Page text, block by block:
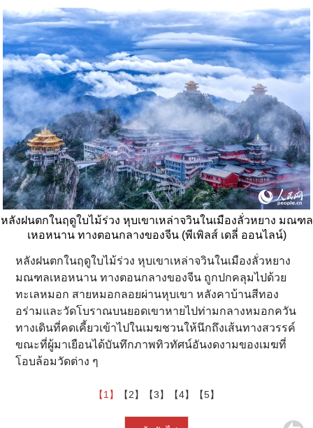
หลังฝนตกในฤดูใบไม้ร่วง หุบเขาเหล่าจวินในเมืองลั่วหยาง มณฑล
เหอหนาน ทางตอนกลางของจีน (พีเพิลส์ เดลี่ ออนไลน์)
หลังฝนตกในฤดูใบไม้ร่วง หุบเขาเหล่าจวินในเมืองลั่วหยาง
มณฑลเหอหนาน ทางตอนกลางของจีน ถูกปกคลุมไปด้วย
ทะเลหมอก สายหมอกลอยผ่านหุบเขา หลังคาบ้านสีทอง
อร่ามและวัดโบราณบนยอดเขาหายไปท่ามกลางหมอกควัน
ทางเดินที่คดเคี้ยวเข้าไปในเมฆชวนให้นึกถึงเส้นทางสวรรค์
ขณะที่ผู้มาเยือนได้บันทึกภาพทิวทัศน์อันงดงามของเมฆที่
โอบล้อมวัดต่าง ๆ
【1】 【2】 【3】 【4】 【5】